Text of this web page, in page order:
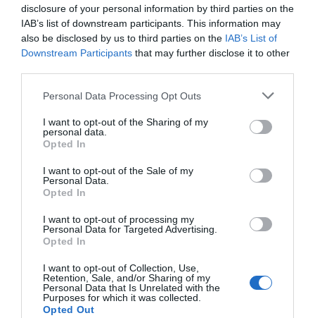
disclosure of your personal information by third parties on the
IAB’s list of downstream participants. This information may
also be disclosed by us to third parties on the IAB’s List of
Downstream Participants that may further disclose it to other
Personal Data Processing Opt Outs
I want to opt-out of the Sharing of my
personal data.
Opted In
I want to opt-out of the Sale of my
Personal Data.
Opted In
I want to opt-out of processing my
Personal Data for Targeted Advertising.
Opted In
I want to opt-out of Collection, Use,
Retention, Sale, and/or Sharing of my
Personal Data that Is Unrelated with the
Purposes for which it was collected.
Opted Out
Y así llegamos al año 1988, momento en que se
produjo la fusión entre los dos grandes bancos
vizcaínos y el consiguiente nacimiento delBBV.
Una década después, en 1999, incorporaron a la
entidades de crédito vinculadas al Estado. En
1991 había nacido la
España, embrión de Argentaria, gracias a la
integración de Caja Postal de Ahorros, Banco
Banco de Crédito Local, Banco de Crédito Agrícola
y Banco de Crédito Industrial. Hay que tener en
cuenta que buena parte del negocio y de las
oficinas de estas entidades formaban parte del
mercado catalán, de modo que también sirvió